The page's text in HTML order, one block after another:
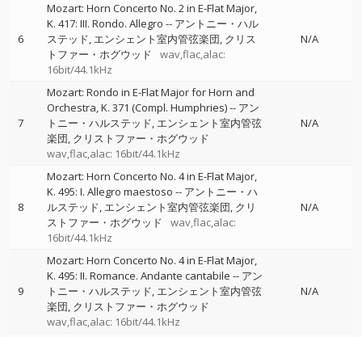
6
Mozart: Horn Concerto No. 2 in E-Flat Major,
K. 417: III. Rondo. Allegro -- アントニー・ハル
ステッド エンシェント室内管弦楽団 クリス
トファー・ホグウッド
wav,flac,alac:
16bit/44.1kHz
N/A
7
Mozart: Rondo in E-Flat Major for Horn and
Orchestra, K. 371 (Compl. Humphries)-- アン
トニー・ハルステッド エンシェント室内管弦
楽団 クリストファー・ホグウッド
wav,flac,alac: 16bit/44.1kHz
N/A
8
Mozart: Horn Concerto No. 4 in E-Flat Major,
K. 495: I. Allegro maestoso -- アントニー・ハ
ルステッド エンシェント室内管弦楽団 クリ
ストファー・ホグウッド
wav,flac,alac:
16bit/44.1kHz
N/A
9
Mozart: Horn Concerto No. 4 in E-Flat Major,
K. 495: II. Romance. Andante cantabile -- アン
トニー・ハルステッド エンシェント室内管弦
楽団 クリストファー・ホグウッド
wav,flac,alac: 16bit/44.1kHz
N/A